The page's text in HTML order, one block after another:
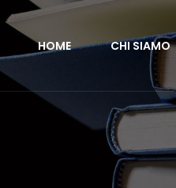
HOME CHI SIAMO